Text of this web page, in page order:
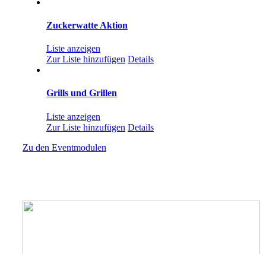
Zuckerwatte Aktion
Liste anzeigen
Zur Liste hinzufügen Details
Grills und Grillen
Liste anzeigen
Zur Liste hinzufügen Details
Zu den Eventmodulen